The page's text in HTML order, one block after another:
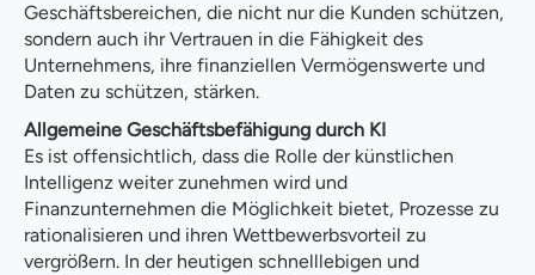
Geschäftsbereichen, die nicht nur die Kunden schützen,
sondern auch ihr Vertrauen in die Fähigkeit des
Unternehmens, ihre finanziellen Vermögenswerte und
Daten zu schützen, stärken.
Allgemeine Geschäftsbefähigung durch KI
Es ist offensichtlich, dass die Rolle der künstlichen
Intelligenz weiter zunehmen wird und
Finanzunternehmen die Möglichkeit bietet, Prozesse zu
rationalisieren und ihren Wettbewerbsvorteil zu
vergrößern. In der heutigen schnelllebigen und